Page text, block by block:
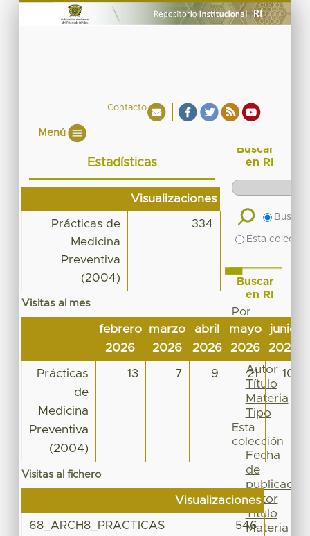
Contacto
Menú
Estadísticas
Visualizaciones
Prácticas de
Medicina
Preventiva
(2004)
334
Visitas al mes
febrero
2026
marzo
2026
abril
2026
mayo
2026
junio
2026
Prácticas
de
Medicina
Preventiva
(2004)
13 7 9 21 10
Visitas al fichero
Visualizaciones
68_ARCH8_PRACTICAS
546
Buscar
en RI
Buscar
Esta
Buscar
en RI
Por
Fecha
de
publicación
Autor
Título
Materia
Tipo
Esta
colección
Fecha
de
publicación
Autor
Título
Materia